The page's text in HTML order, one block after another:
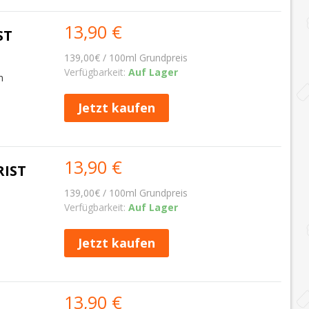
13,90 €
139,00€ / 100ml Grundpreis
Verfügbarkeit: Auf Lager
Jetzt kaufen
13,90 €
139,00€ / 100ml Grundpreis
Verfügbarkeit: Auf Lager
Jetzt kaufen
13,90 €